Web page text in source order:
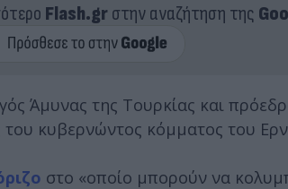
Flash.grστην αναζήτηση της
Άμυνας της Τουρκίας και
κυβερνώντος κόμματος του
στο «οποίο μπορούν να